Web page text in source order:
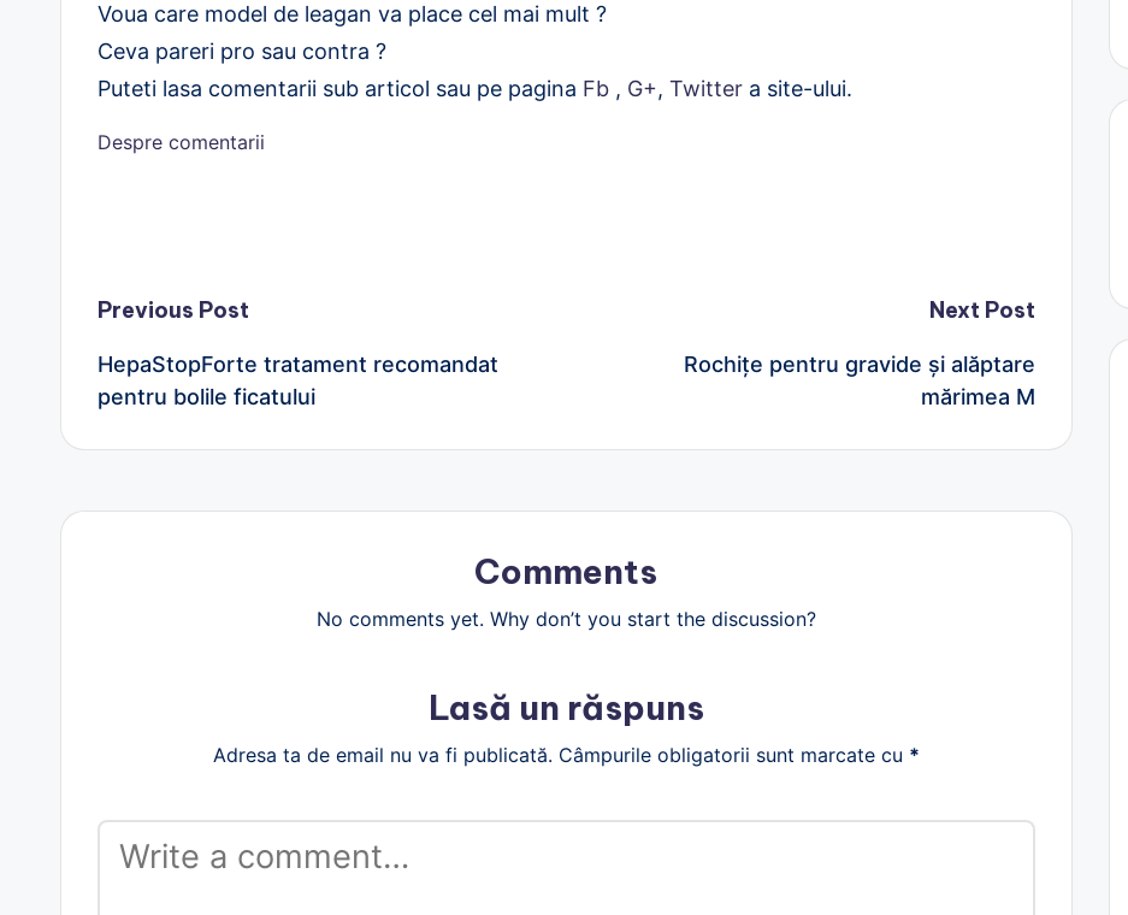
Voua care model de leagan va place cel mai mult ?
Ceva pareri pro sau contra ?
Puteti lasa comentarii sub articol sau pe pagina Fb , G+, Twitter a site-ului.
Despre comentarii
Post
navigation
Previous Post
HepaStopForte tratament recomandat
pentru bolile ficatului
Next Post
Rochițe pentru gravide și alăptare
mărimea M
Comments
No comments yet. Why don’t you start the discussion?
Lasă un răspuns
Adresa ta de email nu va fi publicată. Câmpurile obligatorii sunt marcate cu *